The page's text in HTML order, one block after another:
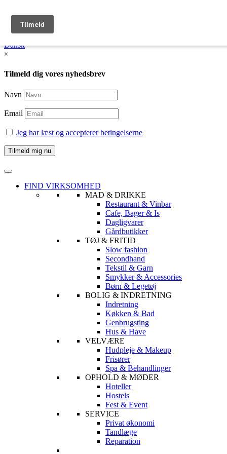
Dansk /
English
Dansk
×
Tilmeld dig vores nyhedsbrev
Navn
Email
Jeg har læst og accepterer betingelserne
FIND VIRKSOMHED
MAD & DRIKKE
Restaurant & Vinbar
Cafe, Bager & Is
Dagligvarer
Gårdbutikker
TØJ & FRITID
Slow fashion
Secondhand
Tekstil & Garn
Smykker & Accessories
Børn & Legetøj
BOLIG & INDRETNING
Indretning
Køkken & Bad
Genbrugsting
Hus & Have
VELVÆRE
Hudpleje & Makeup
Frisører
Spa & Behandlinger
OPHOLD & MØDER
Hoteller
Hostels
Fest & Event
SERVICE
Privat økonomi
Tandlæge
Reparation